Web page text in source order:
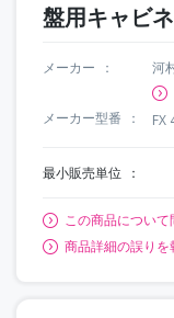
盤用キャビ
メーカー
河
メーカー型番
FX
最小販売単位
この商品につい
商品詳細の誤りを